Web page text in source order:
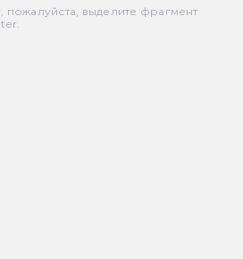
пожалуйста, выделите фрагмент